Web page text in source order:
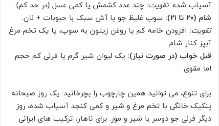
آسیاب شده.تقویت: چند عدد کشمش یا کمی عسل (در حد کم).
شام (۲۰ تا ۲۱):
سوپ غلیظ جو یا آش سبک با حبوبات + نان.
تقویت: افزودن خامه کم یا روغن زیتون به سوپ، یا یک تخم مرغ
آبپز کنار شام.
قبل خواب (در صورت نیاز): یک لیوان شیر گرم یا فرنی کم حجم
اما مقوی.
برای تنوع، می توانید همین چارچوب را بچرخانید: یک روز صبحانه
پنکیک خانگی با تخم مرغ و شیر و کمی کنجد آسیاب شده، روز
دیگر فرنی جو دوسر با شیر و موز. برای ناهار، ترکیب های ایرانی